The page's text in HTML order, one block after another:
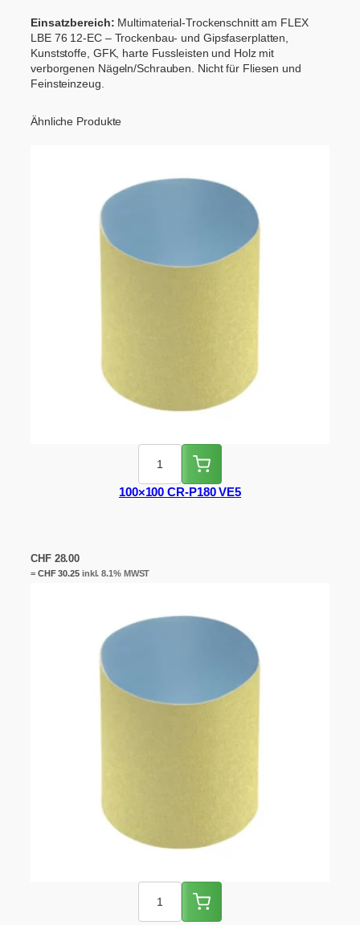
Einsatzbereich: Multimaterial-Trockenschnitt am FLEX
LBE 76 12-EC – Trockenbau- und Gipsfaserplatten,
Kunststoffe, GFK, harte Fussleisten und Holz mit
verborgenen Nägeln/Schrauben. Nicht für Fliesen und
Feinsteinzeug.
Ähnliche Produkte
100×100 CR-P180 VE5
CHF28.00
= CHF30.25inkl. 8.1% MWST